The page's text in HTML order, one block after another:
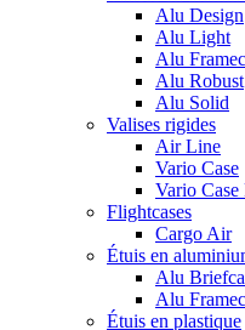
Alu Design
Alu Light
Alu
Alu Robust
Alu Solid
Valises rigides
Air Line
Vario Case
Vario Case
Flightcases
Cargo Air
Étuis en
Alu
Alu
Étuis en plastique